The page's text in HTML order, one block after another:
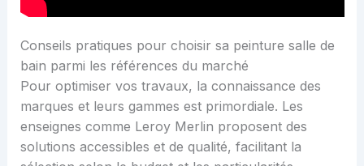
Conseils pratiques pour choisir sa peinture salle de
bain parmi les références du marché
Pour optimiser vos travaux, la connaissance des
marques et leurs gammes est primordiale. Les
enseignes comme Leroy Merlin proposent des
solutions accessibles et de qualité, facilitant la